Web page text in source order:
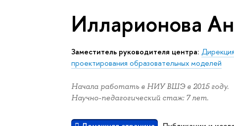
Илларионова
Заместитель руководителя центра:
проектирования образовательных моделей
Начала работать в НИУ ВШЭ в 2015 году.
Научно-педагогический стаж: 7 лет.